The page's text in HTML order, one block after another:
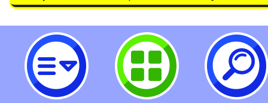
neilrpjhstyc網站設計者：徐嘉